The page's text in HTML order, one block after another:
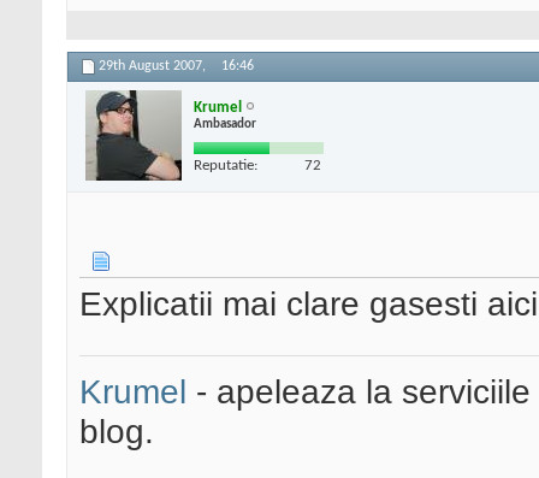
29th August 2007, 16:46
Krumel
Ambasador
Reputatie: 72
Explicatii mai clare gasesti
Krumel - apeleaza la
blog.